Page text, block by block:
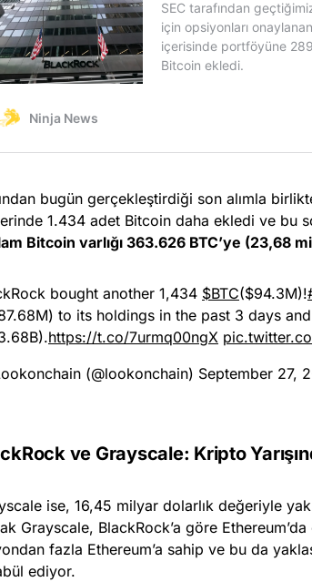
bugün gerçekleştirdiği son alımla
1.434 adet Bitcoin daha ekledi ve bu
Bitcoin varlığı 363.626 BTC’ye (23,68
bought another 1,434 $BTC($94.3M)!
to its holdings in the past 3 days
https://t.co/7urmq00ngX
(@lookonchain) September 27,
ve Grayscale: Kripto
ise, 16,45 milyar dolarlık değeriyle
Grayscale, BlackRock’a göre
fazla Ethereum’a sahip ve bu da
ediyor.